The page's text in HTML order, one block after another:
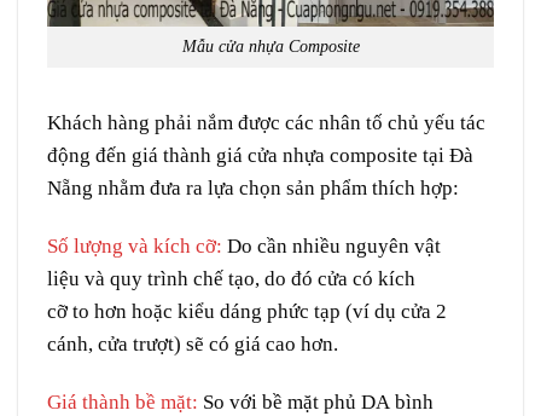
Mẫu cửa nhựa Composite
Khách hàng phải nắm được các nhân tố chủ yếu tác
động đến giá thành giá cửa nhựa composite tại Đà
Nẵng nhằm đưa ra lựa chọn sản phẩm thích hợp:
Số lượng và kích cỡ: Do cần nhiều nguyên vật
liệu và quy trình chế tạo, do đó cửa có kích
cỡ to hơn hoặc kiểu dáng phức tạp (ví dụ cửa 2
cánh, cửa trượt) sẽ có giá cao hơn.
Giá thành bề mặt: So với bề mặt phủ DA bình